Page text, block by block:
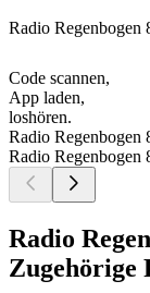
Radio Regenbogen
Code scannen,
App laden,
loshören.
Radio Regenbogen
Radio Regenbogen
Radio
Zugehörige